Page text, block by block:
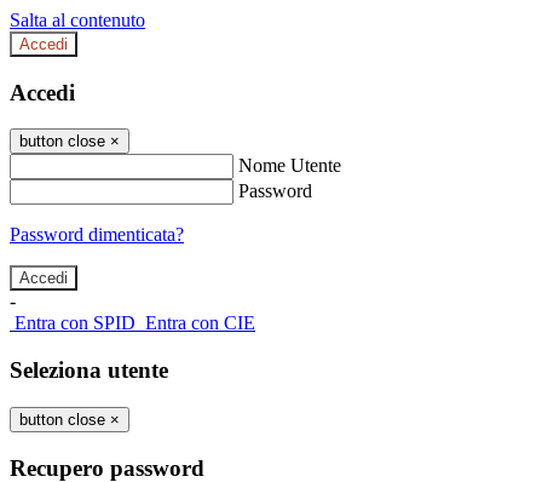
Salta al contenuto
Accedi
Accedi
button close ×
Nome Utente
Password
Password dimenticata?
-
Entra con SPID Entra con CIE
Seleziona utente
button close ×
Recupero password